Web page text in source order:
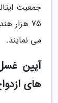
جمعیت
می نمایند.
آیین
های